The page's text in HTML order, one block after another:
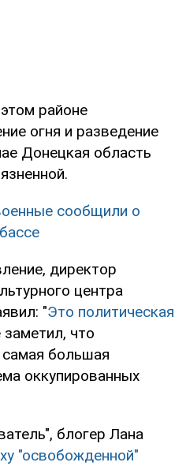
районе
огня и разведение
Донецкая область
сообщили о
директор
центра
"Это политическая
что
большая
оккупированных
блогер Лана
"освобожденной"